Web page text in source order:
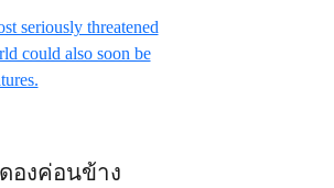
องค่อนข้าง